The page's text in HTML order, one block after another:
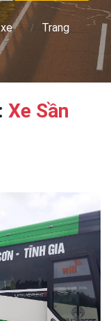
Trang
Xe Sần